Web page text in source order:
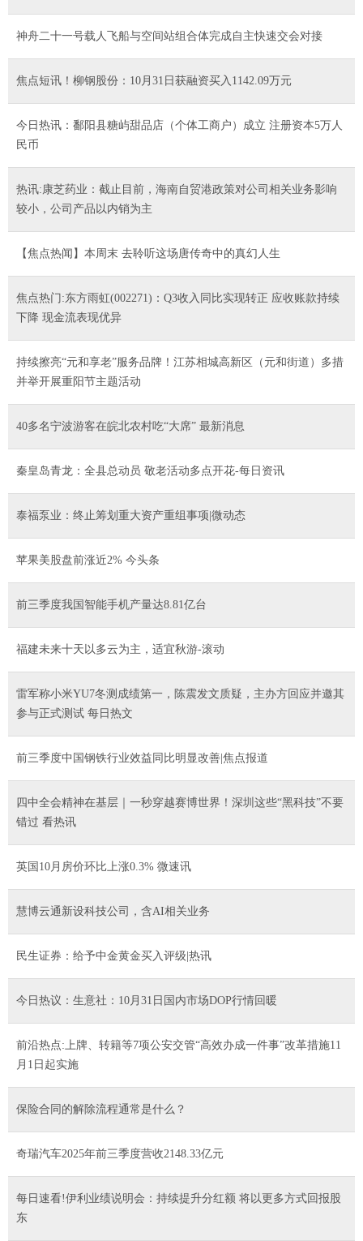
神舟二十一号载人飞船与空间站组合体完成自主快速交会对接
焦点短讯！柳钢股份：10月31日获融资买入1142.09万元
今日热讯：鄱阳县糖屿甜品店（个体工商户）成立 注册资本5万人
民币
热讯:康芝药业：截止目前，海南自贸港政策对公司相关业务影响
较小，公司产品以内销为主
【焦点热闻】本周末 去聆听这场唐传奇中的真幻人生
焦点热门:东方雨虹(002271)：Q3收入同比实现转正 应收账款持续
下降 现金流表现优异
持续擦亮“元和享老”服务品牌！江苏相城高新区（元和街道）多措
并举开展重阳节主题活动
40多名宁波游客在皖北农村吃“大席” 最新消息
秦皇岛青龙：全县总动员 敬老活动多点开花-每日资讯
泰福泵业：终止筹划重大资产重组事项|微动态
苹果美股盘前涨近2% 今头条
前三季度我国智能手机产量达8.81亿台
福建未来十天以多云为主，适宜秋游-滚动
雷军称小米YU7冬测成绩第一，陈震发文质疑，主办方回应并邀其
参与正式测试 每日热文
前三季度中国钢铁行业效益同比明显改善|焦点报道
四中全会精神在基层｜一秒穿越赛博世界！深圳这些“黑科技”不要
错过 看热讯
英国10月房价环比上涨0.3% 微速讯
慧博云通新设科技公司，含AI相关业务
民生证券：给予中金黄金买入评级|热讯
今日热议：生意社：10月31日国内市场DOP行情回暖
前沿热点:上牌、转籍等7项公安交管“高效办成一件事”改革措施11
月1日起实施
保险合同的解除流程通常是什么？
奇瑞汽车2025年前三季度营收2148.33亿元
每日速看!伊利业绩说明会：持续提升分红额 将以更多方式回报股
东